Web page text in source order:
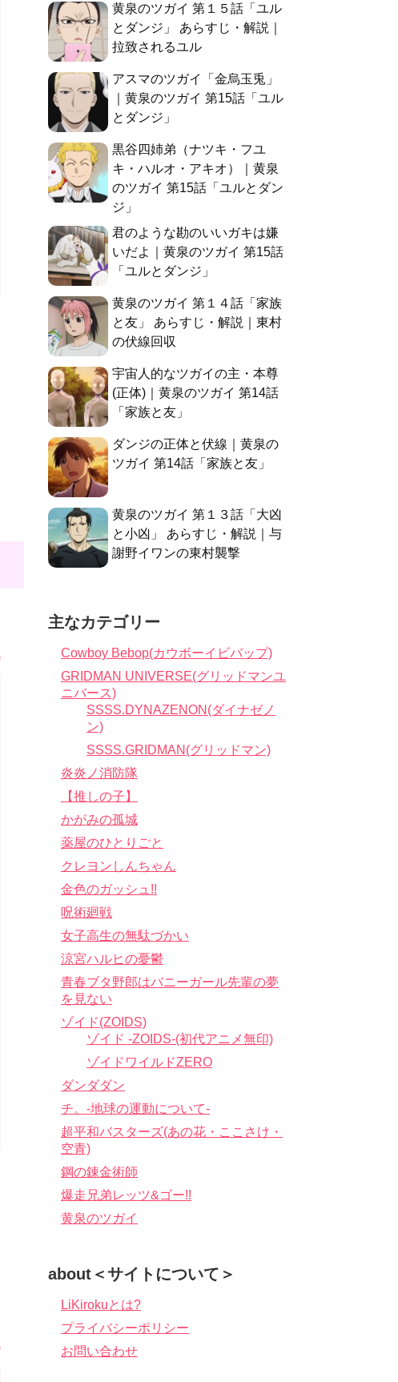
黄泉のツガイ 第１５話「ユル
とダンジ」 あらすじ・解説｜
拉致されるユル
アスマのツガイ「金烏玉兎」
｜黄泉のツガイ 第15話「ユル
とダンジ」
黒谷四姉弟（ナツキ・フユ
キ・ハルオ・アキオ）｜黄泉
のツガイ 第15話「ユルとダン
ジ」
君のような勘のいいガキは嫌
いだよ｜黄泉のツガイ 第15話
「ユルとダンジ」
黄泉のツガイ 第１４話「家族
と友」 あらすじ・解説｜東村
の伏線回収
宇宙人的なツガイの主・本尊
(正体)｜黄泉のツガイ 第14話
「家族と友」
ダンジの正体と伏線｜黄泉の
ツガイ 第14話「家族と友」
黄泉のツガイ 第１３話「大凶
と小凶」 あらすじ・解説｜与
謝野イワンの東村襲撃
主なカテゴリー
Cowboy Bebop(カウボーイビバップ)
GRIDMAN UNIVERSE(グリッドマンユ
ニバース)
SSSS.DYNAZENON(ダイナゼノ
ン)
SSSS.GRIDMAN(グリッドマン)
炎炎ノ消防隊
【推しの子】
かがみの孤城
薬屋のひとりごと
クレヨンしんちゃん
金色のガッシュ!!
呪術廻戦
女子高生の無駄づかい
涼宮ハルヒの憂鬱
青春ブタ野郎はバニーガール先輩の夢
を見ない
ゾイド(ZOIDS)
ゾイド -ZOIDS-(初代アニメ無印)
ゾイドワイルドZERO
ダンダダン
チ。-地球の運動について-
超平和バスターズ(あの花・ここさけ・
空青)
鋼の錬金術師
爆走兄弟レッツ&ゴー!!
黄泉のツガイ
about＜サイトについて＞
LiKirokuとは?
プライバシーポリシー
お問い合わせ